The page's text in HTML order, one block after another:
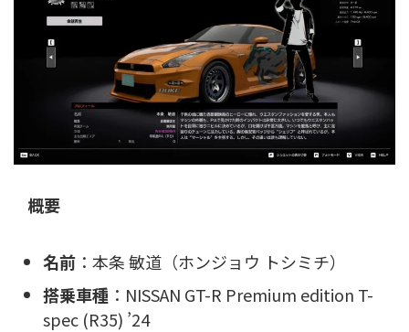
概要
名前 ：本条 敏道（ホンジョウ トシミチ）
搭乗車種 ：NISSAN GT-R Premium edition T-
spec (R35) ’24